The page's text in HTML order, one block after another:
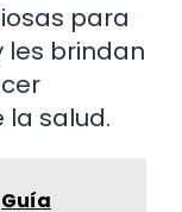
para
les brindan
salud.
Guía